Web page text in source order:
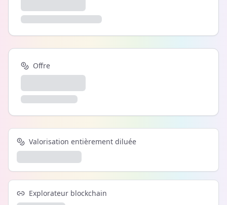
Offre
Valorisation entièrement diluée
Explorateur blockchain